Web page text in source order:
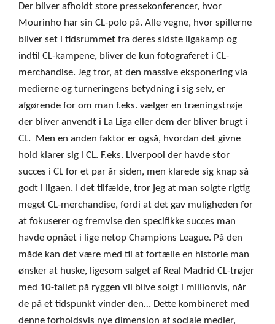
Der bliver afholdt store pressekonferencer, hvor
Mourinho har sin CL-polo på. Alle vegne, hvor spillerne
bliver set i tidsrummet fra deres sidste ligakamp og
indtil CL-kampene, bliver de kun fotograferet i CL-
merchandise. Jeg tror, at den massive eksponering via
medierne og turneringens betydning i sig selv, er
afgørende for om man f.eks. vælger en træningstrøje
der bliver anvendt i La Liga eller dem der bliver brugt i
CL. Men en anden faktor er også, hvordan det givne
hold klarer sig i CL. F.eks. Liverpool der havde stor
succes i CL for et par år siden, men klarede sig knap så
godt i ligaen. I det tilfælde, tror jeg at man solgte rigtig
meget CL-merchandise, fordi at det gav muligheden for
at fokuserer og fremvise den specifikke succes man
havde opnået i lige netop Champions League. På den
måde kan det være med til at fortælle en historie man
ønsker at huske, ligesom salget af Real Madrid CL-trøjer
med 10-tallet på ryggen vil blive solgt i millionvis, når
de på et tidspunkt vinder den… Dette kombineret med
denne forholdsvis nye dimension af sociale medier,